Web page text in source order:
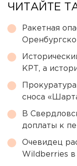
ЧИТАЙТЕ
Ракетная
КРТ, а
сноса
В
доплаты к
Очевидец
Wildberries в